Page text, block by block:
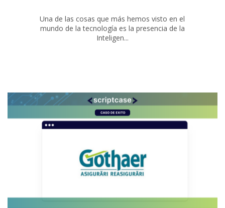
Una de las cosas que más hemos visto en el
mundo de la tecnología es la presencia de la
Inteligen...